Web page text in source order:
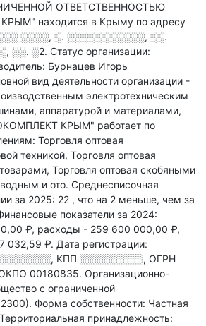
ОТВЕТСТВЕННОСТЬЮ
находится в Крыму по адресу
░░░░, ░. ░░░░░░░░░░░, ░░.
░░. ░2. Статус организации:
Бурнацев Игорь
вид деятельности организации -
электротехническим
аппаратурой и материалами,
КРЫМ" работает по
Торговля оптовая
техникой, Торговля оптовая
Торговля оптовая скобяными
и ото. Среднесписочная
за 2025: 22 , что на 2 меньше, чем за
показатели за 2024:
₽, расходы - 259 600 000,00 ₽,
032,59 ₽. Дата регистрации:
, КПП ░░░░░░░░░, ОГРН
00180835. Организационно-
с ограниченной
Форма собственности: Частная
Территориальная принадлежность: